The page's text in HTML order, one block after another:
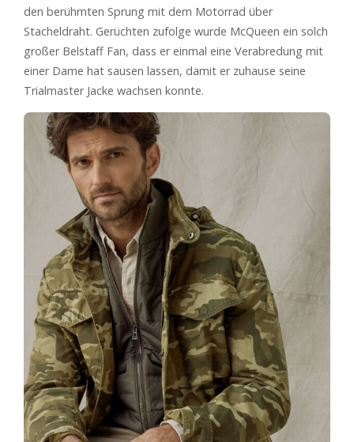
den berühmten Sprung mit dem Motorrad über
Stacheldraht. Gerüchten zufolge wurde McQueen ein solch
großer Belstaff Fan, dass er einmal eine Verabredung mit
einer Dame hat sausen lassen, damit er zuhause seine
Trialmaster Jacke wachsen konnte.